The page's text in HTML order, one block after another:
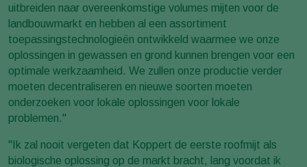
uitbreiden naar overeenkomstige volumes mijten voor de
landbouwmarkt en hebben al een assortiment
toepassingstechnologieën ontwikkeld waarmee we onze
oplossingen in gewassen en grond kunnen brengen voor een
optimale werkzaamheid. We zullen onze productie verder
moeten decentraliseren en nieuwe soorten moeten
onderzoeken voor lokale oplossingen voor lokale
problemen."
"Ik zal nooit vergeten dat Koppert de eerste roofmijt als
biologische oplossing op de markt bracht, lang voordat ik